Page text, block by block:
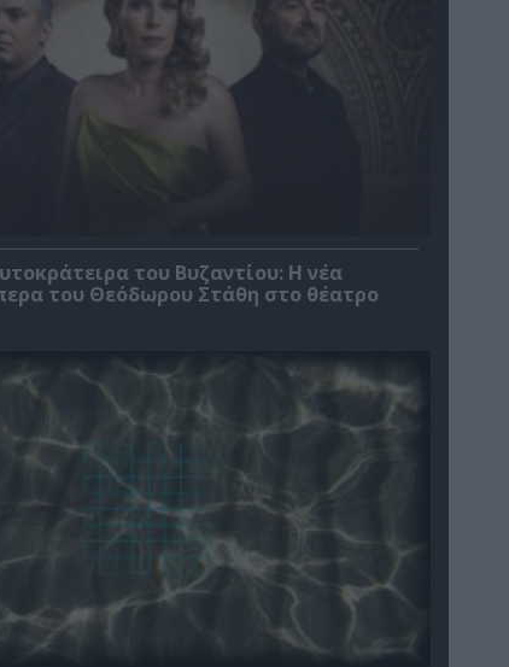
του Βυζαντίου: Η νέα
του Θεόδωρου Στάθη στο θέατρο